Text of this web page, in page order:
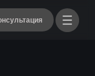
Консультация